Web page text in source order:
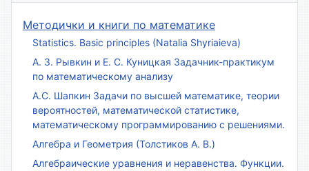
Методички и книги по математике
Statistics. Basic principles (Natalia Shyriaieva)
А. З. Рывкин и Е. С. Куницкая Задачник-практикум
по математическому анализу
А.С. Шапкин Задачи по высшей математике, теории
вероятностей, математической статистике,
математическому программированию с решениями.
Алгебра и Геометрия (Толстиков А. В.)
Алгебраические уравнения и неравенства. Функции.